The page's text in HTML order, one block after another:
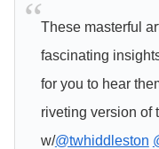
These masterful
fascinating
for you to hear
riveting version of
w/@twhiddleston